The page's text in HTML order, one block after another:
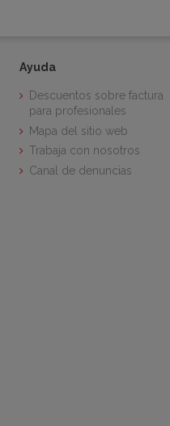
Ayuda
Descuentos sobre factura
para profesionales
Mapa del sitio web
Trabaja con nosotros
Canal de denuncias